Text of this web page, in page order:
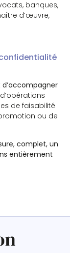
banques,
d’œuvre,
d’accompagner
d’opérations
de faisabilité :
ou de
complet, un
entièrement